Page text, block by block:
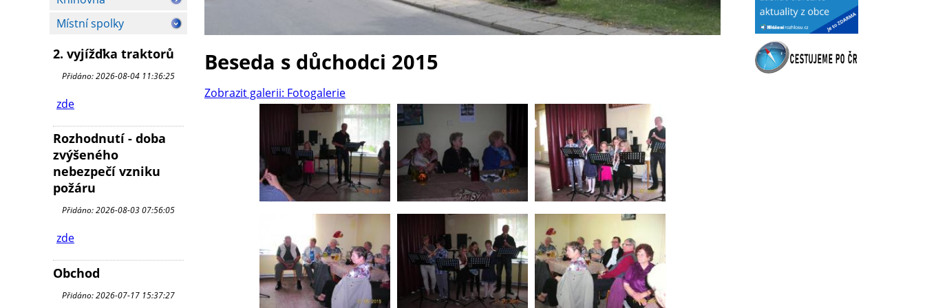
Místní spolky
2. vyjížďka traktorů
Přidáno: 2026-08-04 11:36:25
zde
Rozhodnutí - doba
zvýšeného
nebezpečí vzniku
požáru
Přidáno: 2026-08-03 07:56:05
zde
Obchod
Přidáno: 2026-07-17 15:37:27
Beseda s důchodci 2015
Zobrazit galerii: Fotogalerie